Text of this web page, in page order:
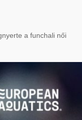
a funchali női